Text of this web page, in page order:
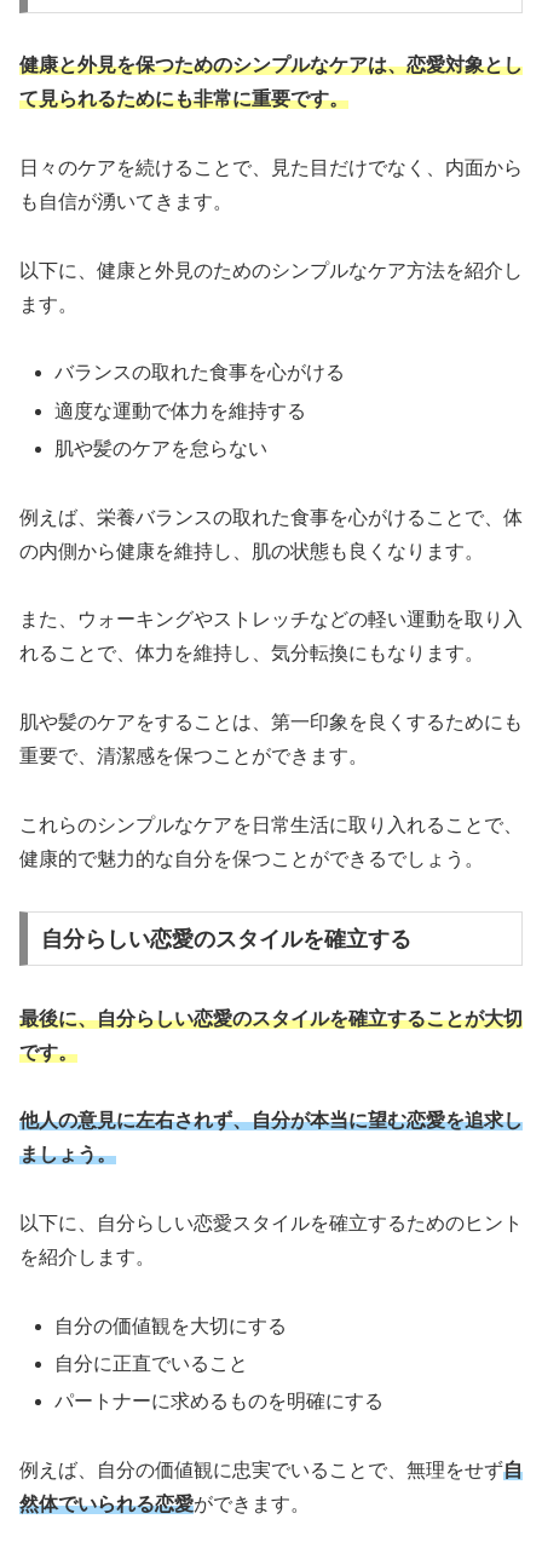
健康と外見を保つためのシンプルなケアは、恋愛対象とし
て見られるためにも非常に重要です。
日々のケアを続けることで、見た目だけでなく、内面から
も自信が湧いてきます。
以下に、健康と外見のためのシンプルなケア方法を紹介し
ます。
バランスの取れた食事を心がける
適度な運動で体力を維持する
肌や髪のケアを怠らない
例えば、栄養バランスの取れた食事を心がけることで、体
の内側から健康を維持し、肌の状態も良くなります。
また、ウォーキングやストレッチなどの軽い運動を取り入
れることで、体力を維持し、気分転換にもなります。
肌や髪のケアをすることは、第一印象を良くするためにも
重要で、清潔感を保つことができます。
これらのシンプルなケアを日常生活に取り入れることで、
健康的で魅力的な自分を保つことができるでしょう。
自分らしい恋愛のスタイルを確立する
最後に、自分らしい恋愛のスタイルを確立することが大切
です。
他人の意見に左右されず、自分が本当に望む恋愛を追求し
ましょう。
以下に、自分らしい恋愛スタイルを確立するためのヒント
を紹介します。
自分の価値観を大切にする
自分に正直でいること
パートナーに求めるものを明確にする
例えば、自分の価値観に忠実でいることで、無理をせず自
然体でいられる恋愛ができます。